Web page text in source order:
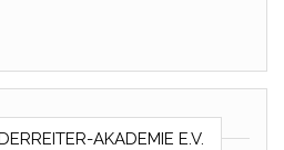
AKADEMIE E.V.